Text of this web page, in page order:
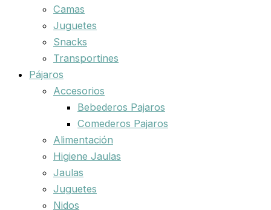
Camas
Juguetes
Snacks
Transportines
Pájaros
Accesorios
Bebederos Pajaros
Comederos Pajaros
Alimentación
Higiene Jaulas
Jaulas
Juguetes
Nidos